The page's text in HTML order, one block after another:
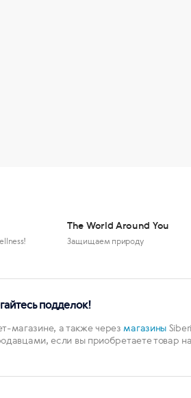
The World Around You
Защищаем природу
подделок!
магазине, а также через магазины
если вы приобретаете товар